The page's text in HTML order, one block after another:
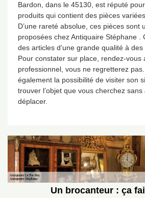
Bardon, dans le 45130, est réputé
produits qui contient des pièces
D’une rareté absolue, ces pièces sont
proposées chez Antiquaire Stéphane .
des articles d’une grande qualité à des
Pour constater sur place, rendez-vous
professionnel, vous ne regretterez
également la possibilité de visiter son
trouver l’objet que vous cherchez
déplacer.
Un brocanteur : ça